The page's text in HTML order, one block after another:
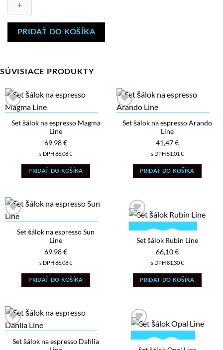
Onyx
PRIDAŤ DO KOŠÍKA
SÚVISIACE PRODUKTY
PRIDAŤ DO ZOZNAMU
Set šálok na espresso Magma
Line
69,98€
s DPH86,08€
PRIDAŤ DO KOŠÍKA
PRIDAŤ DO ZOZNAMU
Set šálok na espresso Arando
Line
41,47€
s DPH 51,01 €
PRIDAŤ DO KOŠÍKA
PRIDAŤ DO ZOZNAMU
Set šálok na espresso Sun
Line
69,98€
s DPH86,08€
PRIDAŤ DO KOŠÍKA
Set šálok Rubin Line
66,10€
s DPH81,30€
PRIDAŤ DO KOŠÍKA
Set šálok na espresso Dahlia